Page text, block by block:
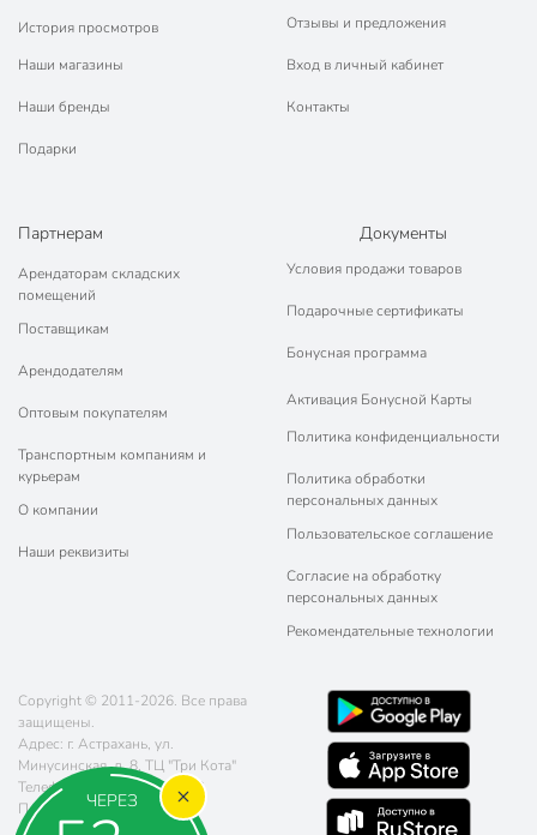
ЧЕРЕЗ
История просмотров
Наши магазины
Наши бренды
Подарки
Отзывы и предложения
Вход в личный кабинет
Контакты
Партнерам
Арендаторам складских
помещений
Поставщикам
Арендодателям
Оптовым покупателям
Транспортным компаниям и
курьерам
О компании
Наши реквизиты
Документы
Условия продажи товаров
Подарочные сертификаты
Бонусная программа
Активация Бонусной Карты
Политика конфиденциальности
Политика обработки
персональных данных
Пользовательское соглашение
Согласие на обработку
персональных данных
Рекомендательные технологии
Copyright © 2011-2026. Все права
защищены.
Адрес: г. Астрахань, ул.
Минусинская, д. 8, ТЦ "Три Кота"
Телефон:
8 (800) 770-77-06
Почта:
sales@poryadok.ru